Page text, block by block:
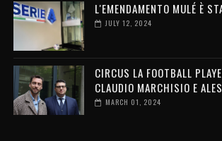
L'EMENDAMENTO MULÉ È
JULY 12, 2024
CIRCUS LA FOOTBALL
CLAUDIO MARCHISIO E
MARCH 01, 2024